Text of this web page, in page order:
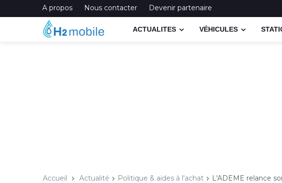
A propos Nous contacter Devenir partenaire
ACTUALITES VÉHICULES
Accueil Actualité Politique & aides à l'achat L'ADEME relance